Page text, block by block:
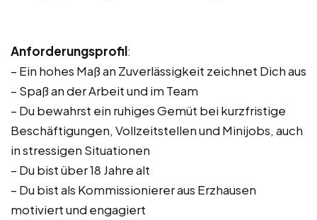
Anforderungsprofil:
– Ein hohes Maß an Zuverlässigkeit zeichnet Dich aus
– Spaß an der Arbeit und im Team
– Du bewahrst ein ruhiges Gemüt bei kurzfristige
Beschäftigungen, Vollzeitstellen und Minijobs, auch
in stressigen Situationen
– Du bist über 18 Jahre alt
– Du bist als Kommissionierer aus Erzhausen
motiviert und engagiert